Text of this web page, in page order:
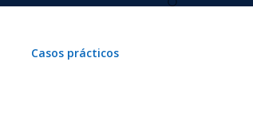
Casos prácticos